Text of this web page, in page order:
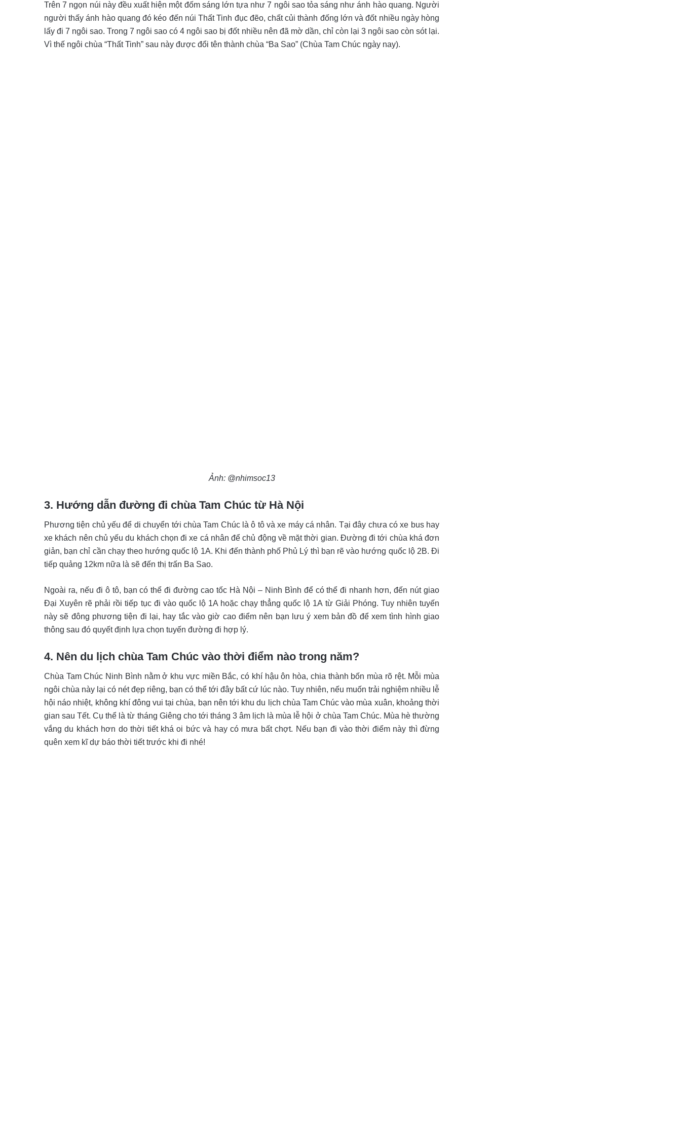
Trên 7 ngọn núi này đều xuất hiện một đốm sáng lớn tựa như 7 ngôi sao tỏa sáng như ánh hào quang. Người
người thấy ánh hào quang đó kéo đến núi Thất Tinh đục đẽo, chất củi thành đống lớn và đốt nhiều ngày hòng
lấy đi 7 ngôi sao. Trong 7 ngôi sao có 4 ngôi sao bị đốt nhiều nên đã mờ dần, chỉ còn lại 3 ngôi sao còn sót lại.
Vì thế ngôi chùa “Thất Tinh” sau này được đổi tên thành chùa “Ba Sao” (Chùa Tam Chúc ngày nay).
Ảnh: @nhimsoc13
3. Hướng dẫn đường đi chùa Tam Chúc từ Hà Nội
Phương tiện chủ yếu để di chuyển tới chùa Tam Chúc là ô tô và xe máy cá nhân. Tại đây chưa có xe bus hay
xe khách nên chủ yếu du khách chọn đi xe cá nhân để chủ động về mặt thời gian. Đường đi tới chùa khá đơn
giản, bạn chỉ cần chạy theo hướng quốc lộ 1A. Khi đến thành phố Phủ Lý thì bạn rẽ vào hướng quốc lộ 2B. Đi
tiếp quảng 12km nữa là sẽ đến thị trấn Ba Sao.
Ngoài ra, nếu đi ô tô, bạn có thể đi đường cao tốc Hà Nội – Ninh Bình để có thể đi nhanh hơn, đến nút giao
Đại Xuyên rẽ phải rồi tiếp tục đi vào quốc lộ 1A hoặc chạy thẳng quốc lộ 1A từ Giải Phóng. Tuy nhiên tuyến
này sẽ đông phương tiện đi lại, hay tắc vào giờ cao điểm nên bạn lưu ý xem bản đồ để xem tình hình giao
thông sau đó quyết định lựa chọn tuyến đường đi hợp lý.
4. Nên du lịch chùa Tam Chúc vào thời điểm nào trong năm?
Chùa Tam Chúc Ninh Bình nằm ở khu vực miền Bắc, có khí hậu ôn hòa, chia thành bốn mùa rõ rệt. Mỗi mùa
ngôi chùa này lại có nét đẹp riêng, bạn có thể tới đây bất cứ lúc nào. Tuy nhiên, nếu muốn trải nghiệm nhiều lễ
hội náo nhiệt, không khí đông vui tại chùa, bạn nên tới khu du lịch chùa Tam Chúc vào mùa xuân, khoảng thời
gian sau Tết. Cụ thể là từ tháng Giêng cho tới tháng 3 âm lịch là mùa lễ hội ở chùa Tam Chúc. Mùa hè thường
vắng du khách hơn do thời tiết khá oi bức và hay có mưa bất chợt. Nếu bạn đi vào thời điểm này thì đừng
quên xem kĩ dự báo thời tiết trước khi đi nhé!